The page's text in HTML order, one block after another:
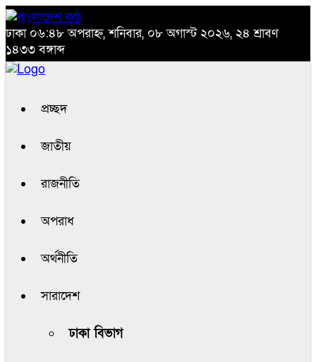
ঢাকা ০৬:৪৮ অপরাহ্ন, শনিবার, ০৮ অগাস্ট ২০২৬, ২৪ শ্রাবণ
১৪৩৩ বঙ্গাব্দ
প্রচ্ছদ
জাতীয়
রাজনীতি
অপরাধ
অর্থনীতি
সারাদেশ
ঢাকা বিভাগ